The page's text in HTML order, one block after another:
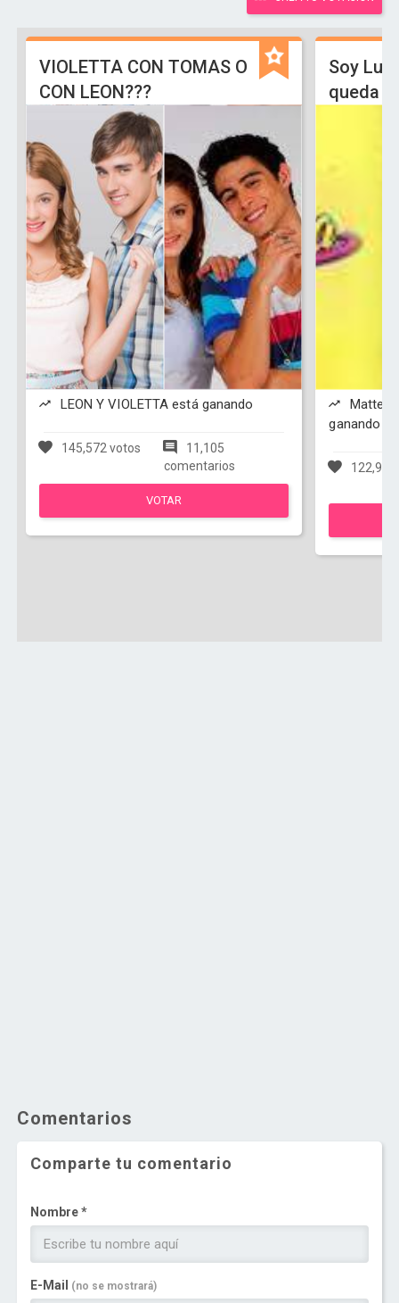
VIOLETTA CON TOMAS O
CON LEON???
LEON Y VIOLETTA está ganando
145,572 votos
11,105
comentarios
VOTAR
Soy
queda
Matteo
ganando
Comentarios
Comparte tu comentario
Nombre *
E-Mail (no se mostrará)